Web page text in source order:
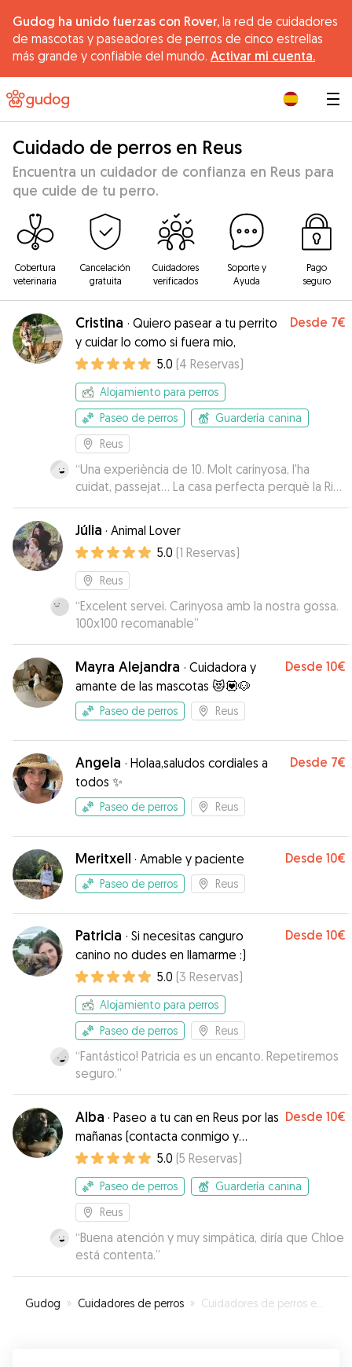
Gudog ha unido fuerzas con Rover, la red de cuidadores
de mascotas y paseadores de perros de cinco estrellas
más grande y confiable del mundo. Activar mi cuenta.
Cuidado de perros en Reus
Encuentra un cuidador de confianza en Reus para
que cuide de tu perro.
Cobertura
veterinaria
Cancelación
gratuita
Cuidadores
verificados
Soporte y
Ayuda
Pago
seguro
Cristina · Quiero pasear a tu perrito
y cuidar lo como si fuera mio,
Desde 7€
5.0 (4 Reservas)
Alojamiento para perros
Paseo de perros
Guardería canina
Reus
“Una experiència de 10. Molt carinyosa, l'ha
cuidat, passejat... La casa perfecta perquè la Rita
pogués esbargir-se i es trobés com a casa.
Repetirem!
Júlia · Animal Lover
5.0 (1 Reservas)
Reus
“Excelent servei. Carinyosa amb la nostra gossa.
100x100 recomanable”
Mayra Alejandra · Cuidadora y
amante de las mascotas 😻💟🐶
Desde 10€
Paseo de perros Reus
Angela · Holaa,saludos cordiales a
todos ✨
Desde 7€
Paseo de perros Reus
Meritxell · Amable y paciente Desde 10€
Paseo de perros Reus
Patricia · Si necesitas canguro
canino no dudes en llamarme :)
Desde 10€
5.0 (3 Reservas)
Alojamiento para perros
Paseo de perros
Reus
“Fantástico! Patricia es un encanto. Repetiremos
seguro.”
Alba · Paseo a tu can en Reus por las
mañanas (contacta conmigo y
vemos horarios). Además cuidadora
en fin de semana.
Desde 10€
5.0 (5 Reservas)
Paseo de perros
Guardería canina
Reus
“Buena atención y muy simpática, diría que Chloe
está contenta.”
Gudog » Cuidadores de perros » Cuidadores de perros en Reus